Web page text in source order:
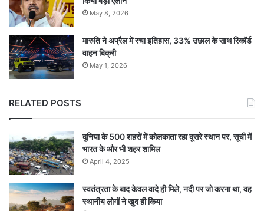
May 8, 2026
मारुति ने अप्रैल में रचा इतिहास, 33% उछाल के साथ रिकॉर्ड
वाहन बिक्री
May 1, 2026
RELATED POSTS
दुनिया के 500 शहरों में कोलकाता रहा दूसरे स्थान पर, सूची में
भारत के और भी शहर शामिल
April 4, 2025
स्वतंत्रता के बाद केवल वादे ही मिले, नदी पर जो करना था, वह
स्थानीय लोगों ने खुद ही किया